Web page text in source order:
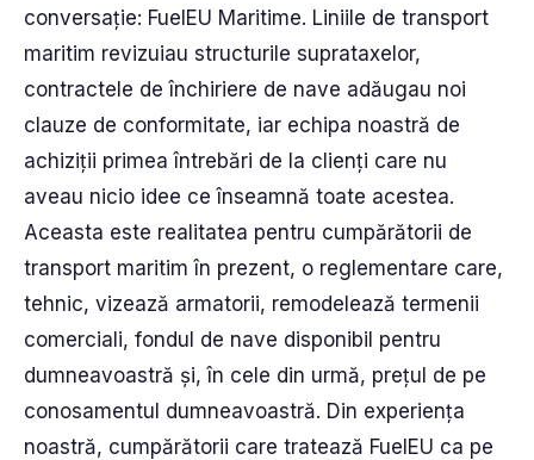
conversație: FuelEU Maritime. Liniile de transport
maritim revizuiau structurile suprataxelor,
contractele de închiriere de nave adăugau noi
clauze de conformitate, iar echipa noastră de
achiziții primea întrebări de la clienți care nu
aveau nicio idee ce înseamnă toate acestea.
Aceasta este realitatea pentru cumpărătorii de
transport maritim în prezent, o reglementare care,
tehnic, vizează armatorii, remodelează termenii
comerciali, fondul de nave disponibil pentru
dumneavoastră și, în cele din urmă, prețul de pe
conosamentul dumneavoastră. Din experiența
noastră, cumpărătorii care tratează FuelEU ca pe